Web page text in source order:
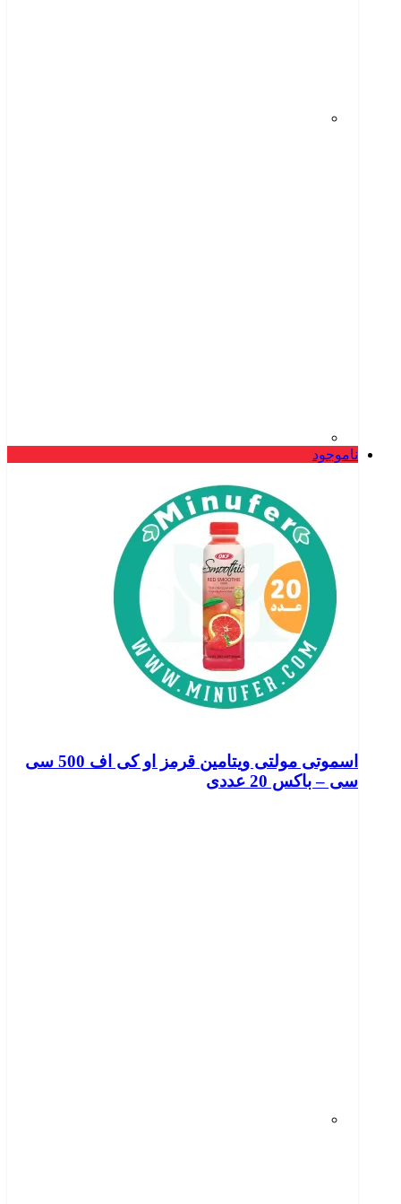
ناموجود
اسموتی مولتی ویتامین قرمز او کی اف 500 سی
سی – باکس 20 عددی